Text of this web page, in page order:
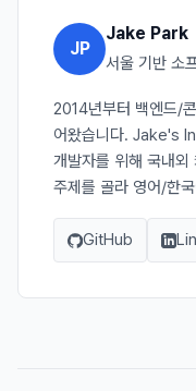
JP
Jake Park
서울 기반 소
2014년부터 백엔드/
어왔습니다. Jake's
개발자를 위해 국내외
주제를 골라 영어/한
GitHub